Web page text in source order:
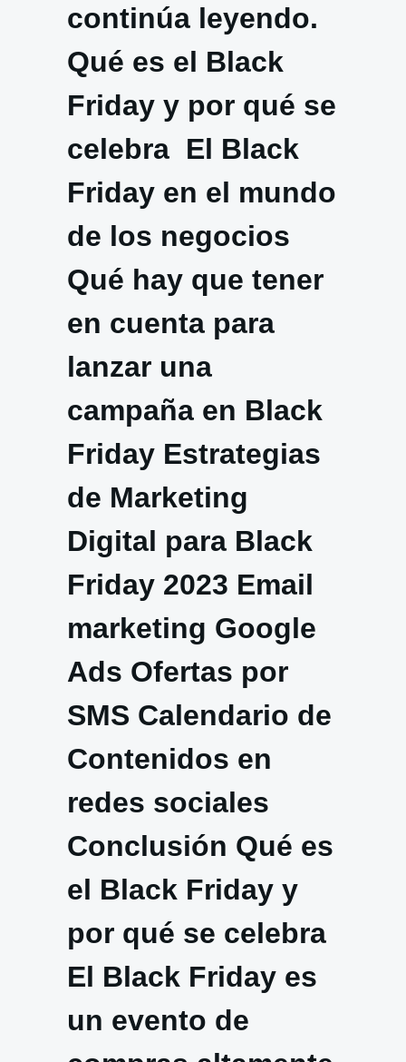
continúa leyendo.
Qué es el Black
Friday y por qué se
celebra El Black
Friday en el mundo
de los negocios
Qué hay que tener
en cuenta para
lanzar una
campaña en Black
Friday Estrategias
de Marketing
Digital para Black
Friday 2023 Email
marketing Google
Ads Ofertas por
SMS Calendario de
Contenidos en
redes sociales
Conclusión Qué es
el Black Friday y
por qué se celebra
El Black Friday es
un evento de